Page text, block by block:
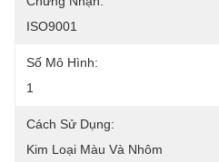
ISO9001
Số Mô Hình:
1
Cách Sử Dụng:
Kim Loại Màu Và Nhôm